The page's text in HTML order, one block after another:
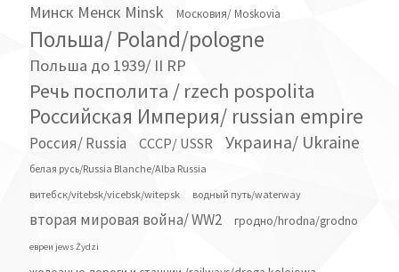
Минск Менск Minsk Московия/ Moskovia
Польша/ Poland/pologne
Польша до 1939/ II RP
Речь посполита / rzech pospolita
Российская Империя/ russian empire
Россия/ Russia СССР/ USSR Украина/ Ukraine
белая русь/Russia Blanche/Alba Russia
витебск/vitebsk/vicebsk/witepsk
водный путь/waterway
вторая мировая война/ WW2 гродно/hrodna/grodno
евреи jews Żydzi